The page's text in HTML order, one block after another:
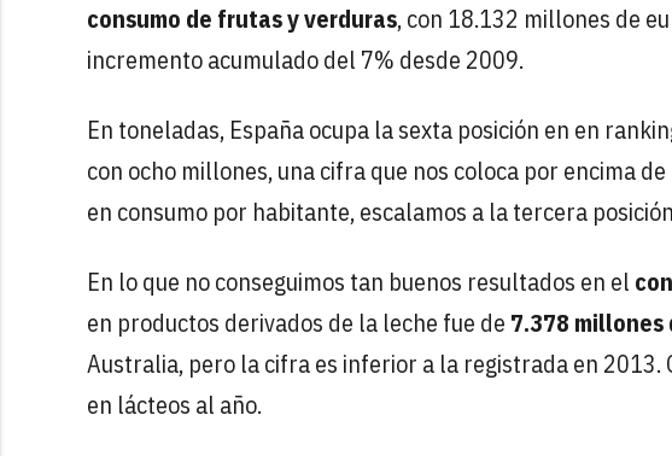
consumo de frutas y verduras, con 18.132 millones de
incremento acumulado del 7% desde 2009.
En toneladas, España ocupa la sexta posición en en
con ocho millones, una cifra que nos coloca por encima
en consumo por habitante, escalamos a la tercera
En lo que no conseguimos tan buenos resultados en el
en productos derivados de la leche fue de 7.378 millones
Australia, pero la cifra es inferior a la registrada en 2013.
en lácteos al año.